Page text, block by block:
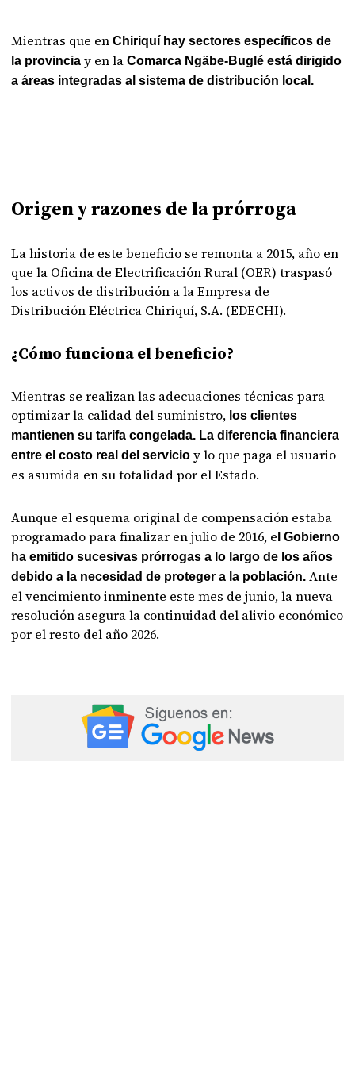
Mientras que enChiriquí hay sectores específicos de
la provinciay en la Comarca Ngäbe-Buglé está dirigido
a áreas integradas al sistema de distribución local.
Origen y razones de la prórroga
La historia de este beneficio se remonta a 2015, año en
que la Oficina de Electrificación Rural (OER) traspasó
los activos de distribución a la Empresa de
Distribución Eléctrica Chiriquí, S.A. (EDECHI).
¿Cómo funciona el beneficio?
Mientras se realizan las adecuaciones técnicas para
optimizar la calidad del suministro, los clientes
mantienen su tarifa congelada. La diferencia financiera
entre el costo real del servicioy lo que paga el usuario
es asumida en su totalidad por el Estado.
Aunque el esquema original de compensación estaba
programado para finalizar en julio de 2016, e l Gobierno
ha emitido sucesivas prórrogas a lo largo de los años
debido a la necesidad de proteger a la población. Ante
el vencimiento inminente este mes de junio, la nueva
resolución asegura la continuidad del alivio económico
por el resto del año 2026.